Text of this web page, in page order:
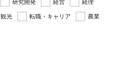
研究開発 経営
経理
観光 転職・キャリア
農業